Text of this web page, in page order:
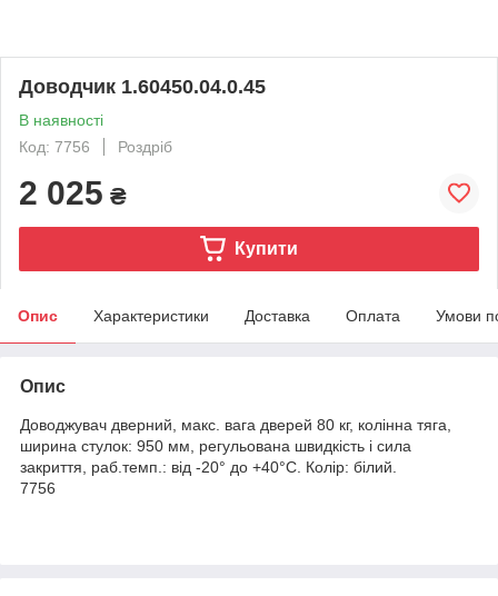
Доводчик 1.60450.04.0.45
В наявності
Код: 7756
Роздріб
2 025 ₴
Купити
Опис Характеристики Доставка Оплата Умови
Опис
Доводжувач дверний, макс. вага дверей 80 кг, колінна тяга,
ширина стулок: 950 мм, регульована швидкість і сила
закриття, раб.темп.: від -20° до +40°С. Колір: білий.
7756